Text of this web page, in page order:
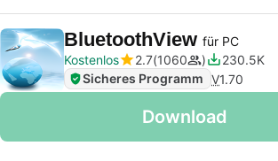
BluetoothView für PC
Kostenlos
2.7 1060
230.5K
Sicheres Programm V1.70
Download